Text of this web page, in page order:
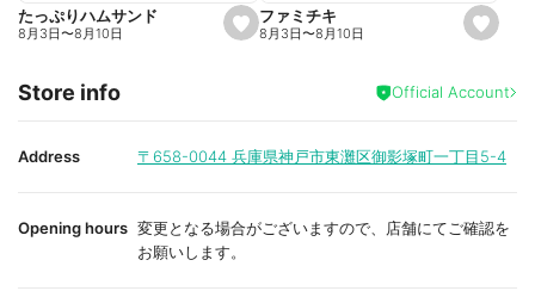
e
e
s
e
i
t
たっぷりハムサンド
8月3日〜8月10日
s
e
a
i
t
ファミチキ
8月3日〜8月10日
Store info Official Account
Address 〒658-0044 兵庫県神戸市東灘区御影塚町一丁目5-4
Opening hours 変更となる場合がございますので、店舗にてご確認を
お願いします。